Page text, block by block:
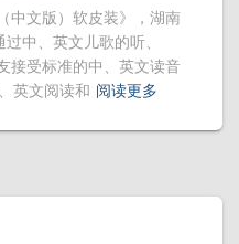
中文版）软皮装》，湖南
中、英文儿歌的听、
接受标准的中、英文读音
英文阅读和 阅读更多